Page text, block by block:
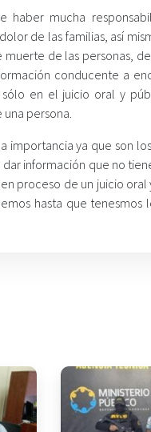
haber mucha
de las familias, así
de las personas,
conducente a
en el juicio oral y
persona.
importancia ya que son
información que no
proceso de un juicio
hasta que tenesmos